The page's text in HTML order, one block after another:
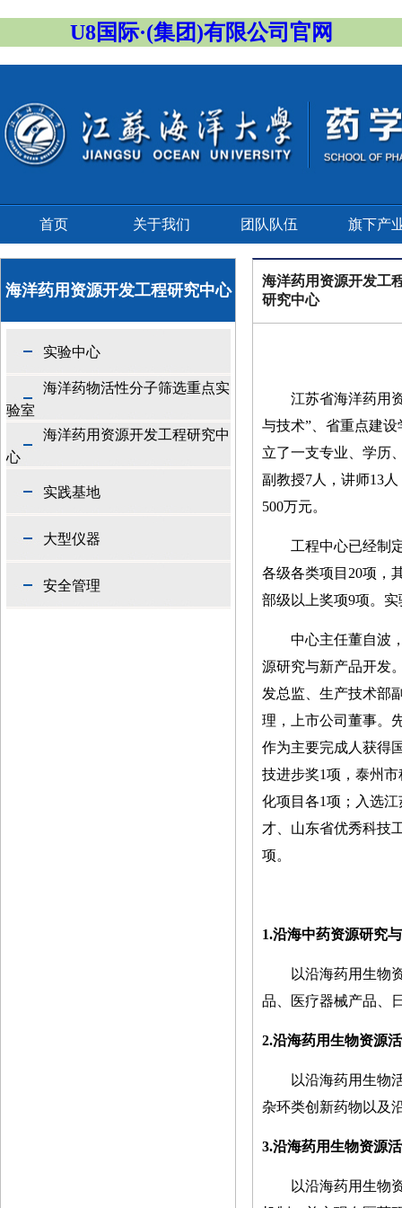
U8国际·(集团)有限公司官网
首页 关于我们 团队队伍 旗下产
海洋药用资源开发工程研究中心
实验中心
海洋药物活性分子筛选重点实
验室
海洋药用资源开发工程研究中
心
实践基地
大型仪器
安全管理
海洋药用资源开发工
研究中心
江苏省海洋药用
与技术”、省重点建
立了一支专业、学历
副教授7人，讲师13
500万元。
工程中心已经制
各级各类项目 20项，
部级以上奖项9项。实
中心主任董自波
源研究与新产品开发
发总监、生产技术部
理，上市公司董事。
作为主要完成人获得
技进步奖1项，泰州市
化项目各1项；入选
才、山东省优秀科技
项。
1.沿海中药资源研究
以沿海药用生物
品、医疗器械产品、
2.沿海药用生物资源
以沿海药用生物
杂环类创新药物以及
3.沿海药用生物资源
以沿海药用生物